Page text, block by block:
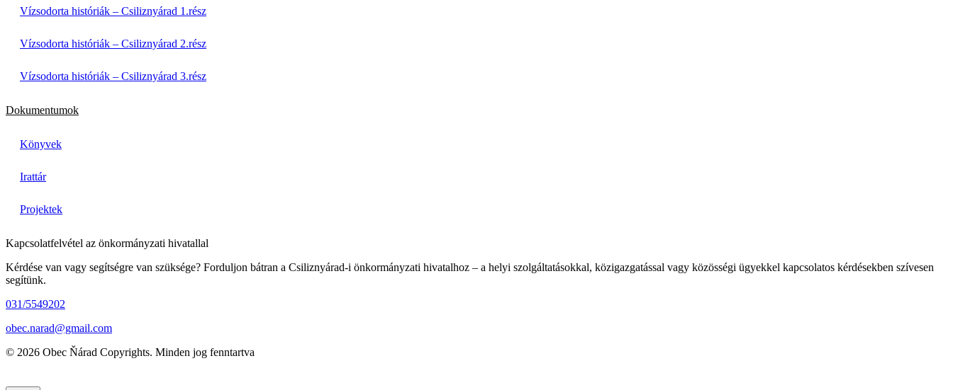
Vízsodorta históriák – Csiliznyárad 1.rész
Vízsodorta históriák – Csiliznyárad 2.rész
Vízsodorta históriák – Csiliznyárad 3.rész
Dokumentumok
Könyvek
Irattár
Projektek
Kapcsolatfelvétel az önkormányzati hivatallal
Kérdése van vagy segítségre van szüksége? Forduljon bátran a Csiliznyárad-i önkormányzati hivatalhoz – a helyi szolgáltatásokkal, közigazgatással vagy közösségi ügyekkel kapcsolatos kérdésekben szívesen
segítünk.
031/5549202
obec.narad@gmail.com
© 2026 Obec Ňárad Copyrights. Minden jog fenntartva